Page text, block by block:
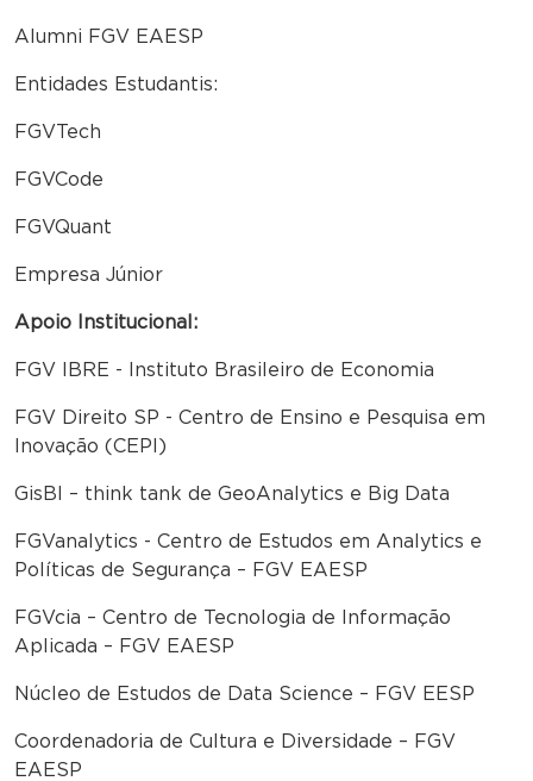
Alumni FGV EAESP
Entidades Estudantis:
FGVTech
FGVCode
FGVQuant
Empresa Júnior
Apoio Institucional:
FGV IBRE - Instituto Brasileiro de Economia
FGV Direito SP - Centro de Ensino e Pesquisa em
Inovação (CEPI)
GisBI – think tank de GeoAnalytics e Big Data
FGVanalytics - Centro de Estudos em Analytics e
Políticas de Segurança – FGV EAESP
FGVcia – Centro de Tecnologia de Informação
Aplicada – FGV EAESP
Núcleo de Estudos de Data Science – FGV EESP
Coordenadoria de Cultura e Diversidade – FGV
EAESP